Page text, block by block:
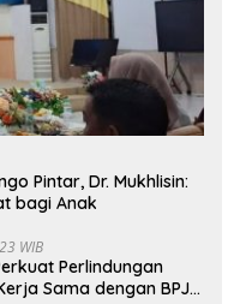
Pintar, Dr. Mukhlisin:
bagi Anak
WIB
Perlindungan
Sama dengan BPJS